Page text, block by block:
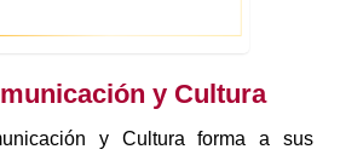
y Cultura
y Cultura forma a sus